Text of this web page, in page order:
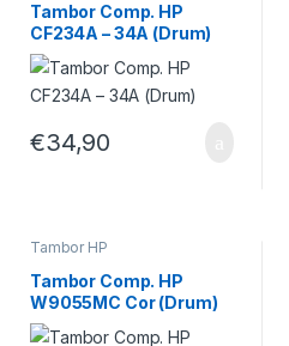
Tambor Comp. HP
CF234A – 34A (Drum)
€34,90
Tambor HP
Tambor Comp. HP
W9055MC Cor (Drum)